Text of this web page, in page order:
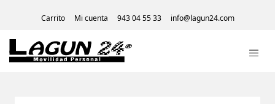
Carrito Mi cuenta 943 04 55 33 info@lagun24.com